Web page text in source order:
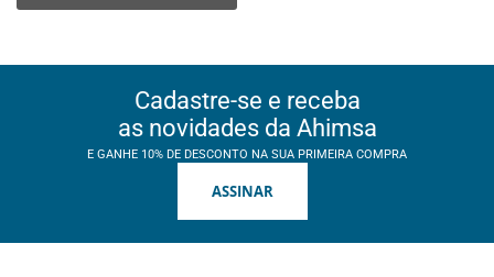
Cadastre-se e receba
as novidades da Ahimsa
E GANHE 10% DE DESCONTO NA SUA PRIMEIRA COMPRA
ASSINAR